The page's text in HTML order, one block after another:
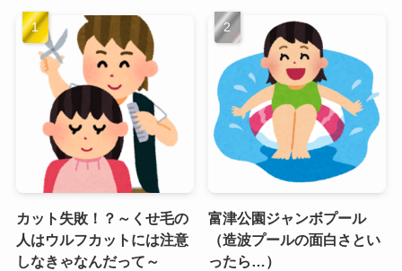
カット失敗！？～くせ毛の
人はウルフカットには注意
しなきゃなんだって～
富津公園ジャンボプール
（造波プールの面白さとい
ったら…）